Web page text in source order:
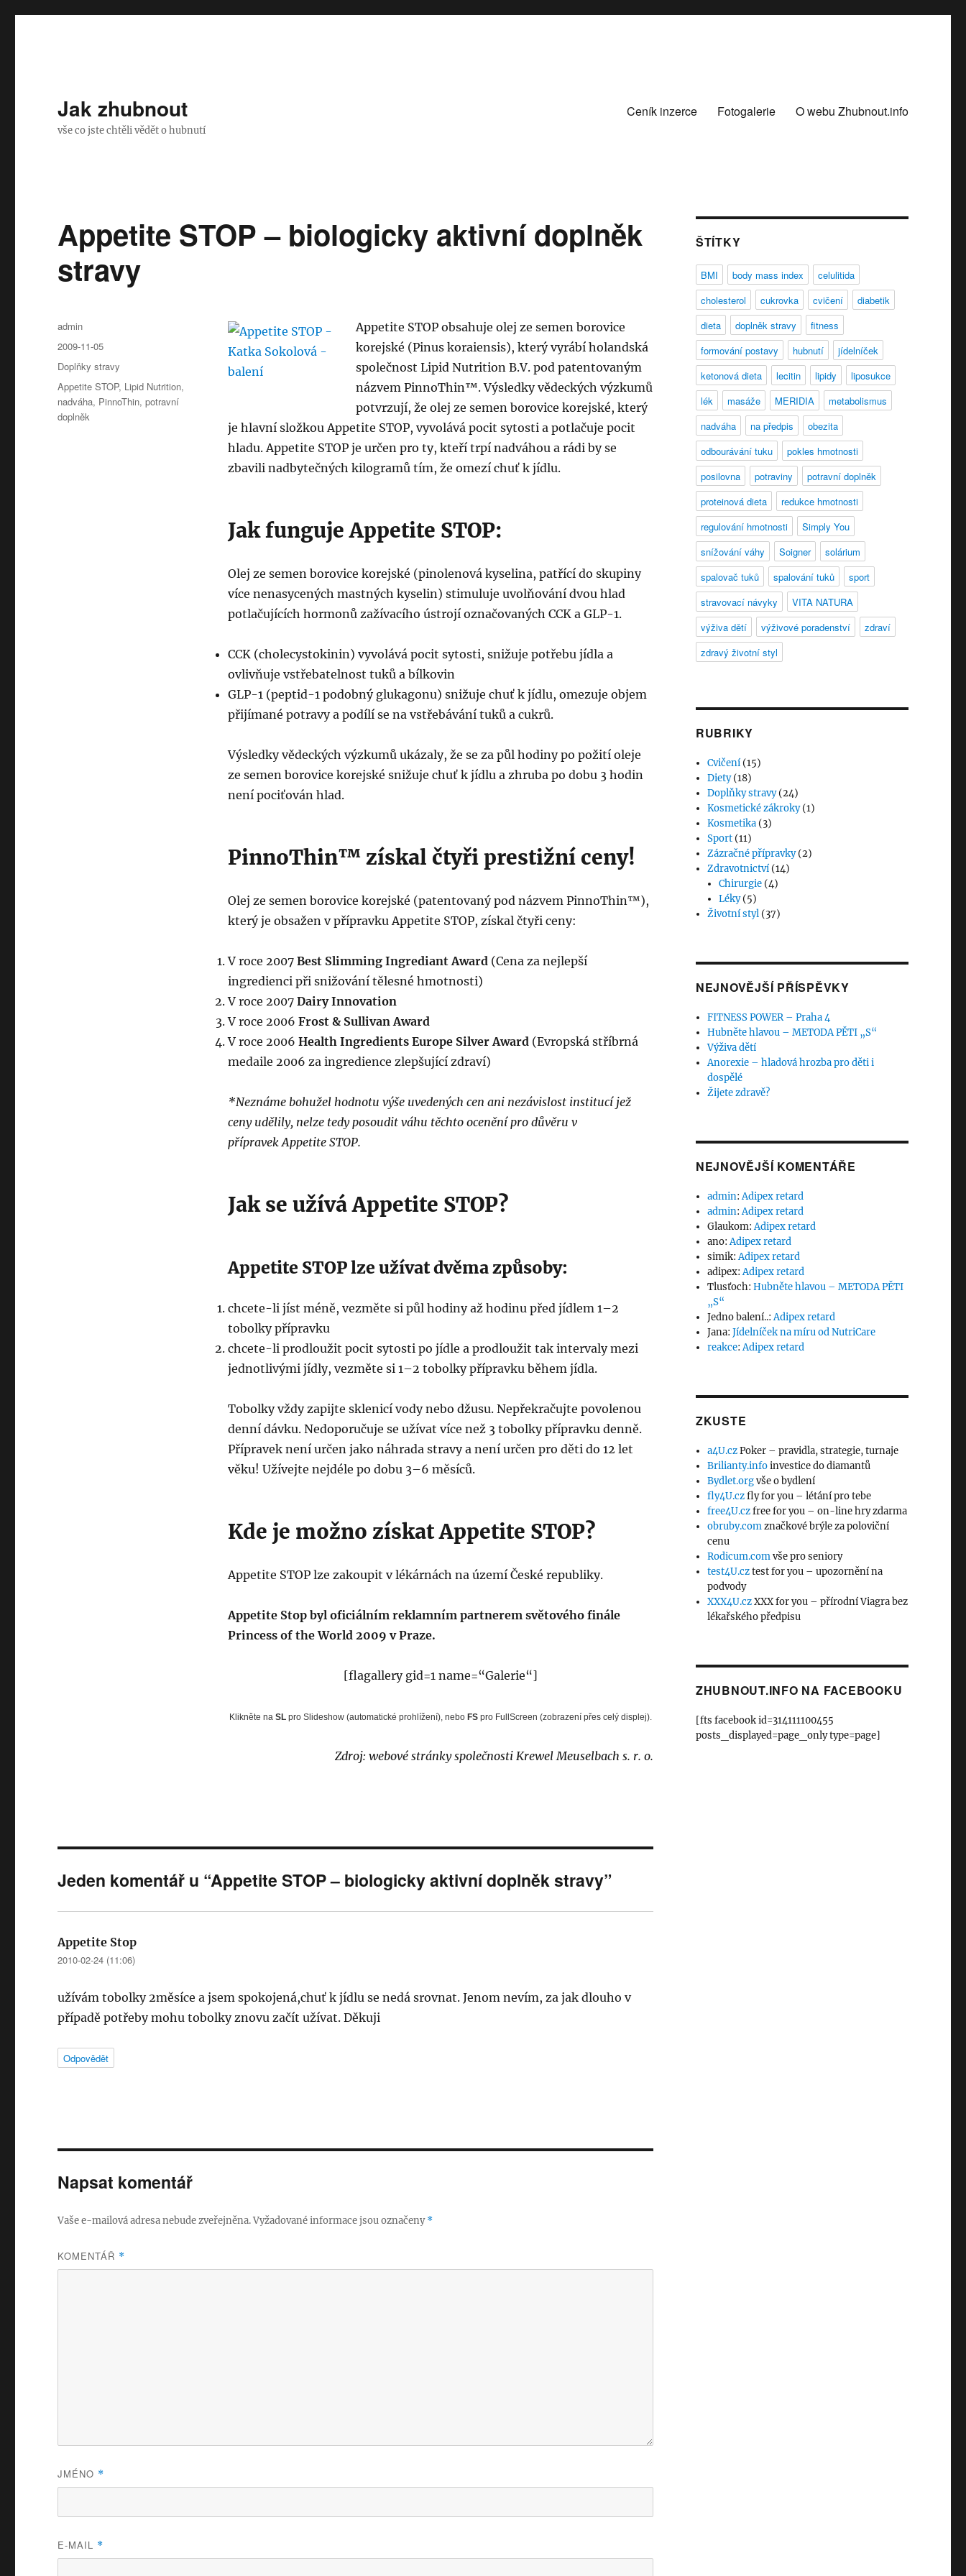
Jak zhubnout
vše co jste chtěli vědět o hubnutí
Ceník inzerce Fotogalerie O webu Zhubnout.info
Appetite STOP – biologicky aktivní doplněk
stravy
Appetite STOP obsahuje olej ze semen borovice
korejské (Pinus koraiensis), který vyrábí holandská
společnost Lipid Nutrition B.V. pod patentovaným
názvem PinnoThin™. Výsledky vědeckých výzkumů
potvrzují, že olej ze semen borovice korejské, který
je hlavní složkou Appetite STOP, vyvolává pocit sytosti a potlačuje pocit
hladu. Appetite STOP je určen pro ty, kteří trpí nadváhou a rádi by se
zbavili nadbytečných kilogramů tím, že omezí chuť k jídlu.
Jak funguje Appetite STOP:
Olej ze semen borovice korejské (pinolenová kyselina, patřící do skupiny
více nenasycených mastných kyselin) stimuluje uvolňování dvou hlad
potlačujících hormonů zažívacího ústrojí označovaných CCK a GLP-1.
CCK (cholecystokinin) vyvolává pocit sytosti, snižuje potřebu jídla a
ovlivňuje vstřebatelnost tuků a bílkovin
GLP-1 (peptid-1 podobný glukagonu) snižuje chuť k jídlu, omezuje objem
přijímané potravy a podílí se na vstřebávání tuků a cukrů.
Výsledky vědeckých výzkumů ukázaly, že se za půl hodiny po požití oleje
ze semen borovice korejské snižuje chuť k jídlu a zhruba po dobu 3 hodin
není pociťován hlad.
PinnoThin™ získal čtyři prestižní ceny!
Olej ze semen borovice korejské (patentovaný pod názvem PinnoThin™),
který je obsažen v přípravku Appetite STOP, získal čtyři ceny:
V roce 2007 Best Slimming Ingrediant Award(Cena za nejlepší
ingredienci při snižování tělesné hmotnosti)
V roce 2007 Dairy Innovation
V roce 2006 Frost & Sullivan Award
V roce 2006 Health Ingredients Europe Silver Award(Evropská stříbrná
medaile 2006 za ingredience zlepšující zdraví)
*Neznáme bohužel hodnotu výše uvedených cen ani nezávislost institucí jež
ceny udělily, nelze tedy posoudit váhu těchto ocenění pro důvěru v
přípravek Appetite STOP.
Jak se užívá Appetite STOP?
Appetite STOP lze užívat dvěma způsoby:
chcete-li jíst méně, vezměte si půl hodiny až hodinu před jídlem 1–2
tobolky přípravku
chcete-li prodloužit pocit sytosti po jídle a prodloužit tak intervaly mezi
jednotlivými jídly, vezměte si 1–2 tobolky přípravku během jídla.
Tobolky vždy zapijte sklenicí vody nebo džusu. Nepřekračujte povolenou
denní dávku. Nedoporučuje se užívat více než 3 tobolky přípravku denně.
Přípravek není určen jako náhrada stravy a není určen pro děti do 12 let
věku! Užívejte nejdéle po dobu 3–6 měsíců.
Kde je možno získat Appetite STOP?
Appetite STOP lze zakoupit v lékárnách na území České republiky.
Appetite Stop byl oficiálním reklamním partnerem světového finále
Princess of the World 2009 v Praze.
[flagallery gid=1 name=“Galerie“]
Klikněte na SL pro Slideshow (automatické prohlížení), nebo FS pro FullScreen (zobrazení přes celý displej).
Zdroj: webové stránky společnosti Krewel Meuselbach s. r. o.
Autor:
admin
Publikováno:
2009-11-05
Rubriky:
Doplňky stravy
Štítky:
Appetite STOP, Lipid Nutrition,
nadváha, PinnoThin,potravní
doplněk
Jeden komentář u “Appetite STOP – biologicky aktivní doplněk stravy”
Appetite Stop
2010-02-24 (11:06)
užívám tobolky 2měsíce a jsem spokojená,chuť k jídlu se nedá srovnat. Jenom nevím, za jak dlouho v
případě potřeby mohu tobolky znovu začít užívat. Děkuji
Odpovědět
Napsat komentář
Vaše e-mailová adresa nebude zveřejněna.Vyžadované informace jsou označeny*
KOMENTÁŘ *
JMÉNO *
E-MAIL *
ŠTÍTKY
BMI body mass index
celulitida
cholesterol
cukrovka cvičení
diabetik
dieta
doplněk stravy
fitness
formování postavy
hubnutí
jídelníček
ketonová dieta
lecitin lipidy
liposukce
lék
masáže MERIDIA
metabolismus
nadváha
na předpis
obezita
odbourávání tuku
pokles hmotnosti
posilovna
potraviny
potravní doplněk
proteinová dieta
redukce hmotnosti
regulování hmotnosti
Simply You
snížování váhy
Soigner
solárium
spalovač tuků
spalování tuků
sport
stravovací návyky
VITA NATURA
výživa dětí
výživové poradenství
zdraví
zdravý životní styl
RUBRIKY
Cvičení (15)
Diety(18)
Doplňky stravy(24)
Kosmetické zákroky(1)
Kosmetika (3)
Sport (11)
Zázračné přípravky(2)
Zdravotnictví (14)
Chirurgie (4)
Léky(5)
Životní styl (37)
NEJNOVĚJŠÍ PŘÍSPĚVKY
FITNESS POWER – Praha 4
Hubněte hlavou – METODA PĚTI „S“
Výživa dětí
Anorexie – hladová hrozba pro děti i
dospělé
Žijete zdravě?
NEJNOVĚJŠÍ KOMENTÁŘE
admin:Adipex retard
admin:Adipex retard
Glaukom:Adipex retard
ano:Adipex retard
simik:Adipex retard
adipex:Adipex retard
Tlusťoch:Hubněte hlavou – METODA PĚTI
„S“
Jedno balení..:Adipex retard
Jana:Jídelníček na míru od NutriCare
reakce:Adipex retard
ZKUSTE
a4U.czPoker – pravidla, strategie, turnaje
Brilianty.infoinvestice do diamantů
Bydlet.orgvše o bydlení
fly4U.czfly for you – létání pro tebe
free4U.czfree for you – on-line hry zdarma
obruby.comznačkové brýle za poloviční
cenu
Rodicum.comvše pro seniory
test4U.cztest for you – upozornění na
podvody
XXX4U.czXXX for you – přírodní Viagra bez
lékařského předpisu
ZHUBNOUT.INFO NA FACEBOOKU
[fts facebook id=314111100455
posts_displayed=page_only type=page]